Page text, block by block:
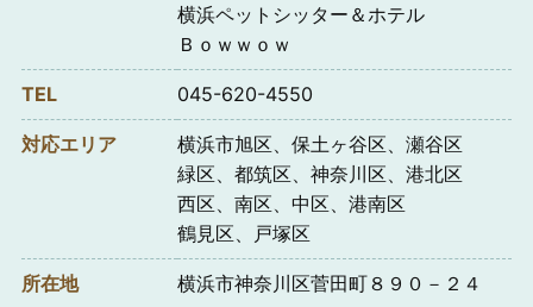
横浜ペットシッター＆ホテル
Ｂｏｗｗｏｗ
TEL 045-620-4550
対応エリア
横浜市旭区、保土ヶ谷区、瀬谷区
緑区、都筑区、神奈川区、港北区
西区、南区、中区、港南区
鶴見区、戸塚区
所在地 横浜市神奈川区菅田町８９０－２４